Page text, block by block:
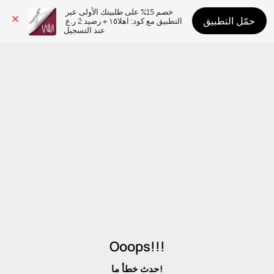
عند التسجيل
حمّل التطبيق
Ooops!!!
حدث خطأ ما!